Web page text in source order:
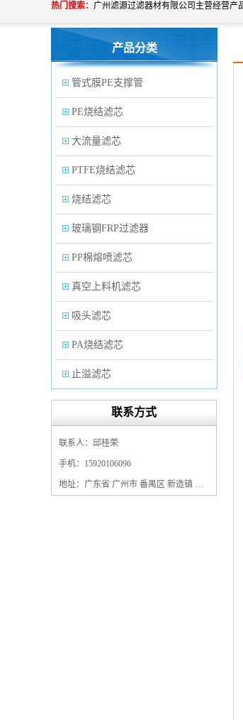
热门搜索：
产品分类
管式膜PE支撑管
PE烧结滤芯
大流量滤芯
PTFE烧结滤芯
烧结滤芯
玻璃钢FRP过滤器
PP棉熔喷滤芯
真空上料机滤芯
吸头滤芯
PA烧结滤芯
止溢滤芯
PP塑料过滤器
保安过滤器滤芯
联系方式
联系人：邱桂荣
手机：15920106096
地址：广东省 广州市 番禺区 新造镇 新造镇石角咀街4号三楼之一